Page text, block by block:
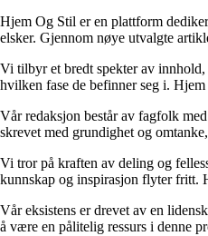
Hjem Og Stil er en plattform
elsker. Gjennom nøye utvalgte
Vi tilbyr et bredt spekter av
hvilken fase de befinner seg i.
Vår redaksjon består av fagfolk
skrevet med grundighet og
Vi tror på kraften av deling og
kunnskap og inspirasjon flyter fritt.
Vår eksistens er drevet av en
å være en pålitelig ressurs i denne